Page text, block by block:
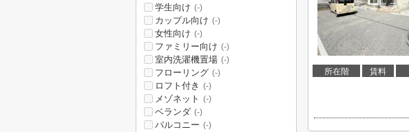
所在階 賃料
学生向け (-)
カップル向け (-)
女性向け (-)
ファミリー向け (-)
室内洗濯機置場 (-)
フローリング (-)
ロフト付き (-)
メゾネット (-)
ベランダ (-)
バルコニー (-)